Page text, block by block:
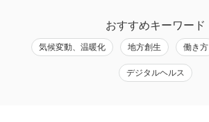
おすすめキーワード
気候変動、温暖化 地方創生 働き方
デジタルヘルス